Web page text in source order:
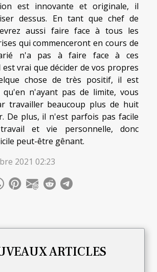
est innovante et originale, il
dessus. En tant que chef de
aussi faire face à tous les
qui commenceront en cours de
n'a pas à faire face à ces
est vrai que décider de vos propres
chose de très positif, il est
qu'en n'ayant pas de limite, vous
travailler beaucoup plus de huit
De plus, il n'est parfois pas facile
et vie personnelle, donc
peut-être gênant.
2021 02:23
ARTICLES